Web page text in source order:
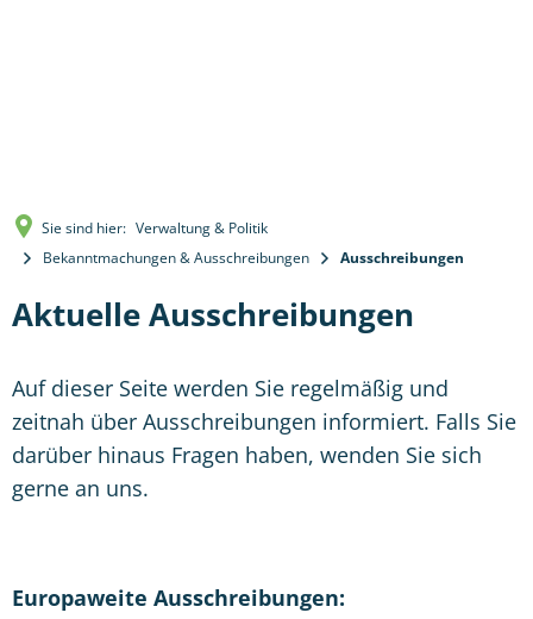
Sie sind hier: Verwaltung & Politik
Bekanntmachungen & Ausschreibungen
Ausschreibungen
Aktuelle Ausschreibungen
Auf dieser Seite werden Sie regelmäßig und
zeitnah über Ausschreibungen informiert. Falls Sie
darüber hinaus Fragen haben, wenden Sie sich
gerne an uns.
Europaweite Ausschreibungen: